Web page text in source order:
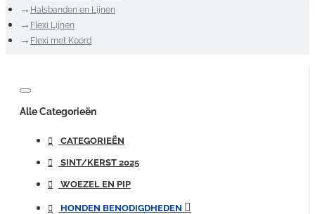
Halsbanden en Lijnen
Flexi Lijnen
Flexi met Koord
Alle Categorieën
CATEGORIEËN
SINT/KERST 2025
WOEZEL EN PIP
HONDEN BENODIGDHEDEN